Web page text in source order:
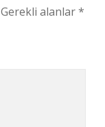
Gerekli alanlar*